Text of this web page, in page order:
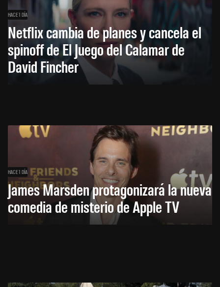
HACE 1 DÍA
Netflix cambia de planes y cancela el
spinoff de El Juego del Calamar de
David Fincher
HACE 1 DÍA
James Marsden protagonizará la nueva
comedia de misterio de Apple TV